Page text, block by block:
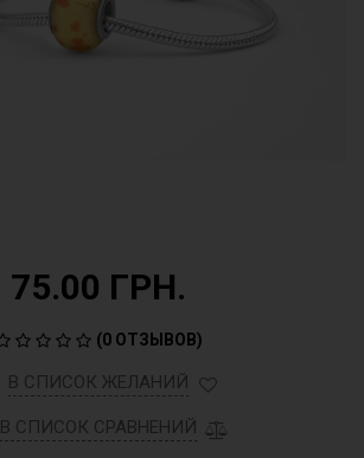
75.00 ГРН.
(0 ОТЗЫВОВ)
В СПИСОК ЖЕЛАНИЙ
В СПИСОК СРАВНЕНИЙ